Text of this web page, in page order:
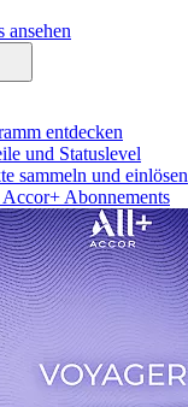
ansehen
entdecken
und Statuslevel
sammeln und einlösen
Abonnements